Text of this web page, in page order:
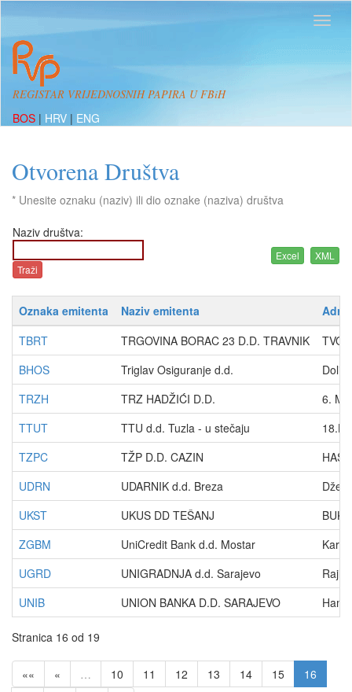
REGISTAR VRIJEDNOSNIH PAPIRA U FBiH
BOS | HRV | ENG
Otvorena Društva
* Unesite oznaku (naziv) ili dio oznake (naziva) društva
Naziv društva:
Oznaka emitenta Naziv emitenta
TBRT
TRGOVINA BORAC 23 D.D. TRAVNIK
BHOS
Triglav Osiguranje d.d.
TRZH
TRZ HADŽIĆI D.D.
6.
TTUT
TTU d.d. Tuzla - u stečaju
TZPC
TŽP D.D. CAZIN
UDRN
UDARNIK d.d. Breza
UKST
UKUS DD TEŠANJ
ZGBM
UniCredit Bank d.d. Mostar
UGRD
UNIGRADNJA d.d. Sarajevo
UNIB
UNION BANKA D.D. SARAJEVO
Stranica 16 od 19
«« « … 10 11 12 13 14 15
16